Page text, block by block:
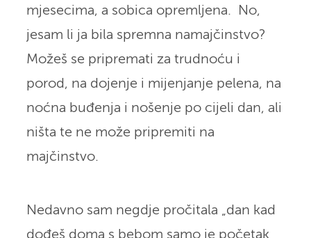
mjesecima, a sobica opremljena. No,
jesam li ja bila spremna namajčinstvo?
Možeš se pripremati za trudnoću i
porod, na dojenje i mijenjanje pelena, na
noćna buđenja i nošenje po cijeli dan, ali
ništa te ne može pripremiti na
majčinstvo.
Nedavno sam negdje pročitala „dan kad
dođeš doma s bebom samo je početak